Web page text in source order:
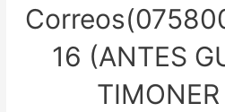
16 (ANTES